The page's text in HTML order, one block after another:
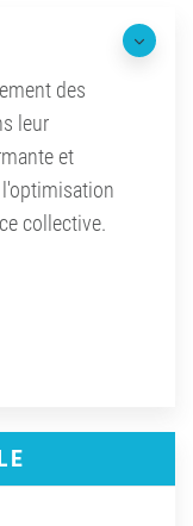
des
leur
et
l'optimisation
collective.